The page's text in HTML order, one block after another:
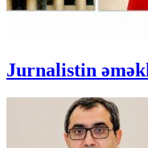
Jurnalistin